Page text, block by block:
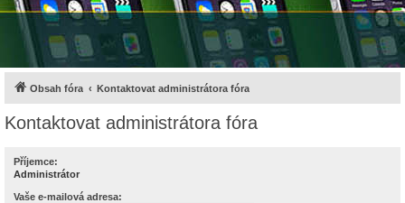
Obsah fóra Kontaktovat administrátora fóra
Kontaktovat administrátora fóra
Příjemce:
Administrátor
Vaše e-mailová adresa: